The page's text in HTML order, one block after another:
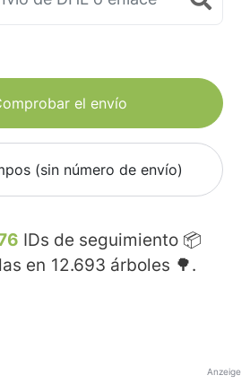
el envío
(sin número de envío)
IDs de seguimiento 📦
en 12.693 árboles 🌳.
Anzeige